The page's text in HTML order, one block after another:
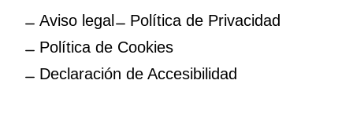
Aviso legal
Política de Privacidad
Política de Cookies
Declaración de Accesibilidad